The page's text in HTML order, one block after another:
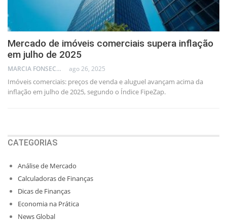
Mercado de imóveis comerciais supera inflação
em julho de 2025
MARCIA FONSECA - FINANCIAL CONSULTANT ago 26, 2025
Imóveis comerciais: preços de venda e aluguel avançam acima da
inflação em julho de 2025, segundo o Índice FipeZap.
CATEGORIAS
Análise de Mercado
Calculadoras de Finanças
Dicas de Finanças
Economia na Prática
News Global